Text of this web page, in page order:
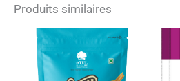
Produits similaires